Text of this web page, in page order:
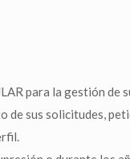
para la gestión
sus solicitudes,